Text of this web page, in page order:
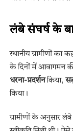
लंबे संघर्ष के
स्थानीय ग्रामीणों का
के दिनों में आवागमन
धरना-प्रदर्शनकिया,
किया।
ग्रामीणों के अनुसार